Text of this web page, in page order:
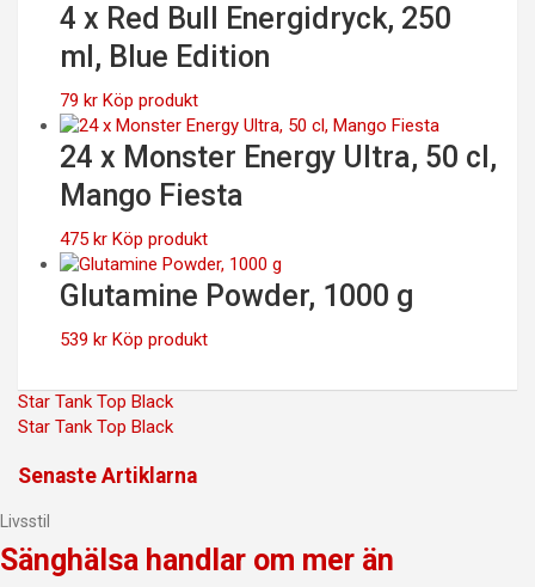
4 x Red Bull Energidryck, 250
ml, Blue Edition
79 kr Köp produkt
24 x Monster Energy Ultra, 50 cl,
Mango Fiesta
475 kr Köp produkt
Glutamine Powder, 1000 g
539 kr Köp produkt
Inläggsnavigering
Star Tank Top Black
Star Tank Top Black
Senaste Artiklarna
Livsstil
Sänghälsa handlar om mer än